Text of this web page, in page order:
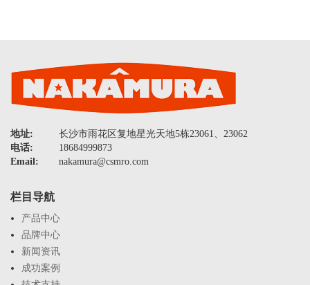
地址:
长沙市雨花区复地星光天地5栋23061、23062
电话:
18684999873
Email:
nakamura@csmro.com
栏目导航
产品中心
品牌中心
新闻资讯
成功案例